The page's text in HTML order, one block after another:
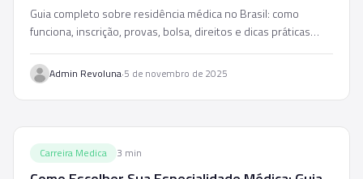
Guia completo sobre residência médica no Brasil: como
funciona, inscrição, provas, bolsa, direitos e dicas práticas
Admin Revoluna·5 de novembro de 2025
Carreira Medica 3 min